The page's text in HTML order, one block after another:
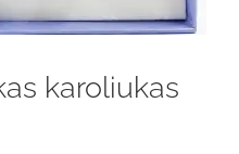
karoliukas